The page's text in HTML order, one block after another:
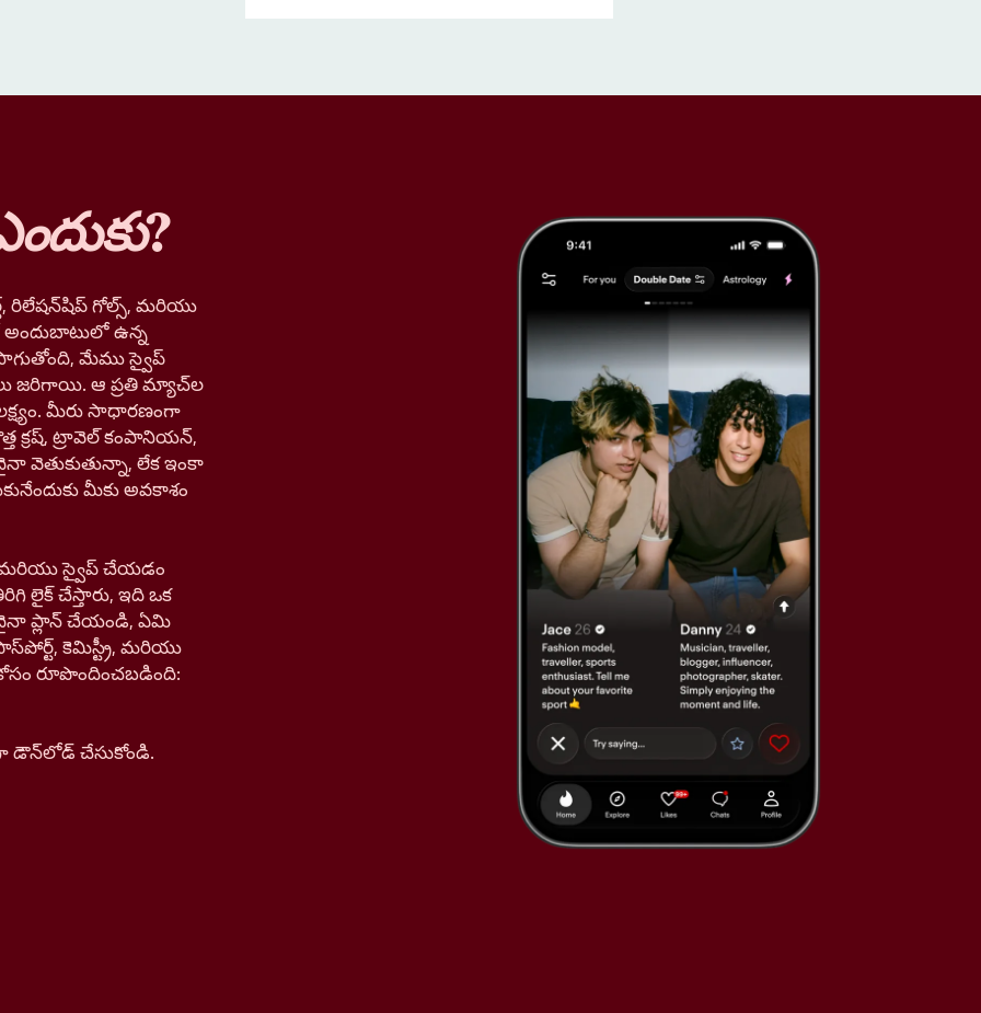
?
రిలేషన్‌షిప్ గోల్స్, మరియు
అందుబాటులో ఉన్న
మేము స్వైప్
జరిగాయి. ఆ ప్రతి మ్యాచ్‌ల
మీరు సాధారణంగా
క్రష్, ట్రావెల్ కంపానియన్,
లేక ఇంకా
మీకు అవకాశం
మరియు స్వైప్ చేయడం
లైక్ చేస్తారు, ఇది ఒక
ప్లాన్ చేయండి, ఏమి
కెమిస్ట్రీ, మరియు
రూపొందించబడింది:
డౌన్‌లోడ్ చేసుకోండి.